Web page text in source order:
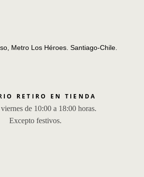
Metro Los Héroes. Santiago-Chile.
RETIRO EN TIENDA
de 10:00 a 18:00 horas.
Excepto festivos.